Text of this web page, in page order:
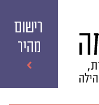
רישום
מהיר